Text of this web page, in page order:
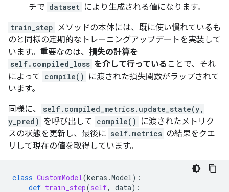
チで dataset により生成される値になります。
train_step メソッドの本体には、既に使い慣れているも
のと同様の定期的なトレーニングアップデートを実装して
います。重要なのは、 損失の計算を
self.compiled_loss を介して行っている ことで、それ
によって compile()
に渡された損失関数がラップされて
います。
同様に、
self.compiled_metrics.update_state(y,
y_pred) を呼び出して compile()
に渡されたメトリク
スの状態を更新し、最後に self.metrics の結果をクエ
リして現在の値を取得しています。
class CustomModel(keras .Model):
def train_step(self, data):